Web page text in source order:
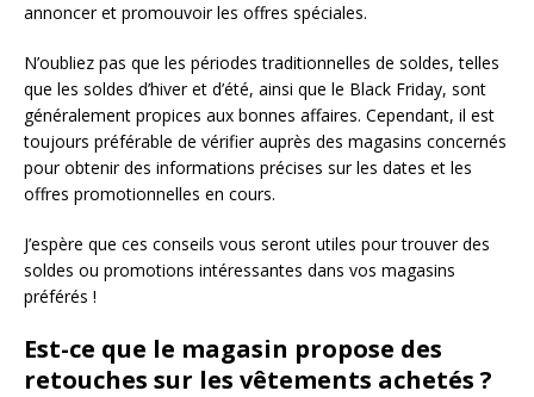
annoncer et promouvoir les offres spéciales.
N’oubliez pas que les périodes traditionnelles de soldes, telles
que les soldes d’hiver et d’été, ainsi que le Black Friday, sont
généralement propices aux bonnes affaires. Cependant, il est
toujours préférable de vérifier auprès des magasins concernés
pour obtenir des informations précises sur les dates et les
offres promotionnelles en cours.
J’espère que ces conseils vous seront utiles pour trouver des
soldes ou promotions intéressantes dans vos magasins
préférés !
Est-ce que le magasin propose des
retouches sur les vêtements achetés ?